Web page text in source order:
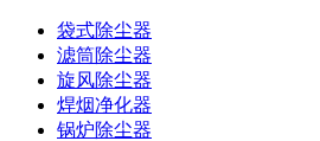
袋式除尘器
滤筒除尘器
旋风除尘器
焊烟净化器
锅炉除尘器